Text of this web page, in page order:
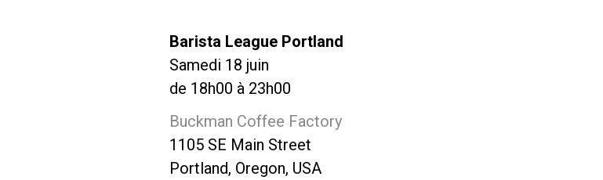
Barista League Portland
Samedi 18 juin
de 18h00 à 23h00
Buckman Coffee Factory
1105 SE Main Street
Portland, Oregon, USA